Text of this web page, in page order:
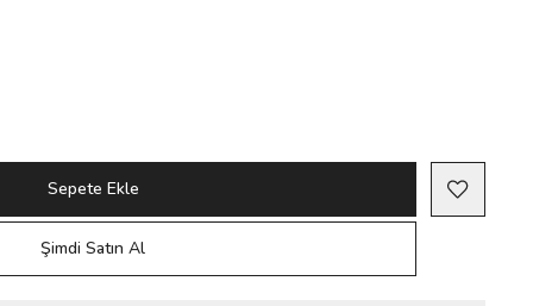
Sepete Ekle
Şimdi Satın Al